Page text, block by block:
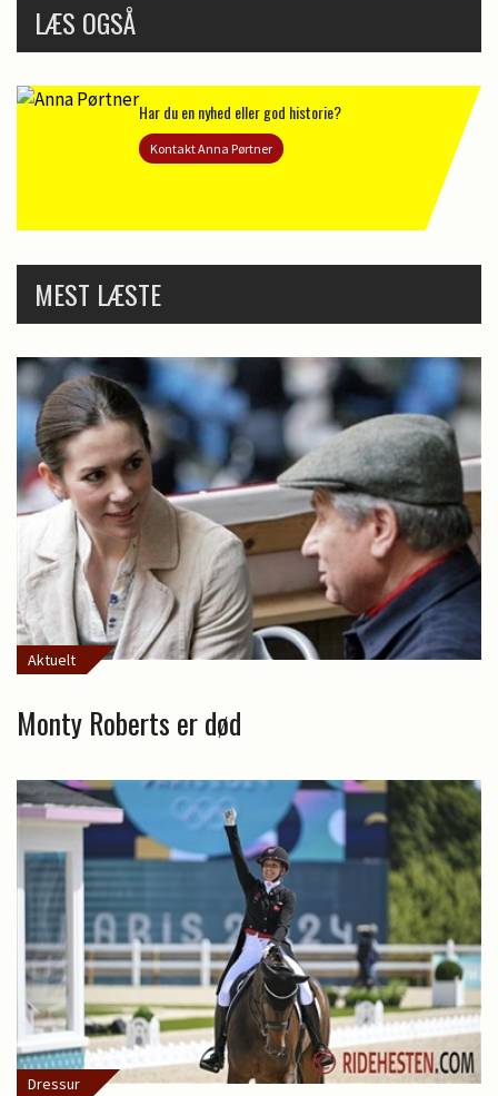
LÆS OGSÅ
Har du en nyhed eller god historie?
Kontakt Anna Pørtner
MEST LÆSTE
Aktuelt
Monty Roberts er død
Dressur